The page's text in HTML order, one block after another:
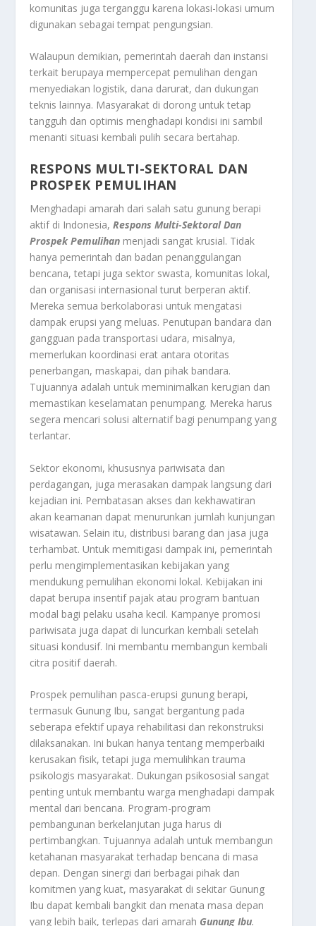
komunitas juga terganggu karena lokasi-lokasi umum
digunakan sebagai tempat pengungsian.
Walaupun demikian, pemerintah daerah dan instansi
terkait berupaya mempercepat pemulihan dengan
menyediakan logistik, dana darurat, dan dukungan
teknis lainnya. Masyarakat di dorong untuk tetap
tangguh dan optimis menghadapi kondisi ini sambil
menanti situasi kembali pulih secara bertahap.
RESPONS MULTI-SEKTORAL DAN
PROSPEK PEMULIHAN
Menghadapi amarah dari salah satu gunung berapi
aktif di Indonesia,Respons Multi-Sektoral Dan
Prospek Pemulihan menjadi sangat krusial. Tidak
hanya pemerintah dan badan penanggulangan
bencana, tetapi juga sektor swasta, komunitas lokal,
dan organisasi internasional turut berperan aktif.
Mereka semua berkolaborasi untuk mengatasi
dampak erupsi yang meluas. Penutupan bandara dan
gangguan pada transportasi udara, misalnya,
memerlukan koordinasi erat antara otoritas
penerbangan, maskapai, dan pihak bandara.
Tujuannya adalah untuk meminimalkan kerugian dan
memastikan keselamatan penumpang. Mereka harus
segera mencari solusi alternatif bagi penumpang yang
terlantar.
Sektor ekonomi, khususnya pariwisata dan
perdagangan, juga merasakan dampak langsung dari
kejadian ini. Pembatasan akses dan kekhawatiran
akan keamanan dapat menurunkan jumlah kunjungan
wisatawan. Selain itu, distribusi barang dan jasa juga
terhambat. Untuk memitigasi dampak ini, pemerintah
perlu mengimplementasikan kebijakan yang
mendukung pemulihan ekonomi lokal. Kebijakan ini
dapat berupa insentif pajak atau program bantuan
modal bagi pelaku usaha kecil. Kampanye promosi
pariwisata juga dapat di luncurkan kembali setelah
situasi kondusif. Ini membantu membangun kembali
citra positif daerah.
Prospek pemulihan pasca-erupsi gunung berapi,
termasuk Gunung Ibu, sangat bergantung pada
seberapa efektif upaya rehabilitasi dan rekonstruksi
dilaksanakan. Ini bukan hanya tentang memperbaiki
kerusakan fisik, tetapi juga memulihkan trauma
psikologis masyarakat. Dukungan psikososial sangat
penting untuk membantu warga menghadapi dampak
mental dari bencana. Program-program
pembangunan berkelanjutan juga harus di
pertimbangkan. Tujuannya adalah untuk membangun
ketahanan masyarakat terhadap bencana di masa
depan. Dengan sinergi dari berbagai pihak dan
komitmen yang kuat, masyarakat di sekitar Gunung
Ibu dapat kembali bangkit dan menata masa depan
yang lebih baik, terlepas dari amarah Gunung Ibu.